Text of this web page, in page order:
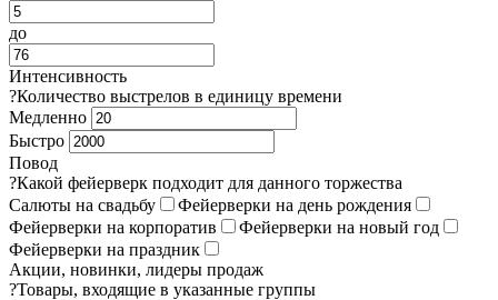
до
Интенсивность
?Количество выстрелов в единицу времени
Медленно
Быстро
Повод
?Какой фейерверк подходит для данного торжества
Салюты на свадьбу
Фейерверки на день рождения
Фейерверки на корпоратив
Фейерверки на новый год
Фейерверки на праздник
Акции, новинки, лидеры продаж
?Товары, входящие в указанные группы